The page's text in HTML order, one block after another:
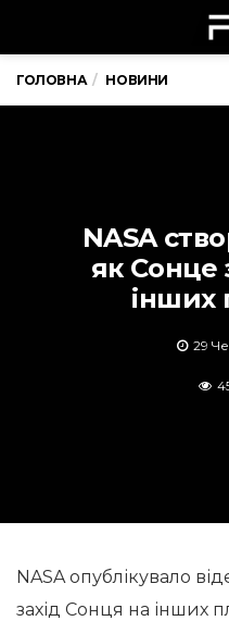
ГОЛОВНА НОВИНИ
NASA
як Сонце
інших
29
NASA опублікувало
захід Сонця на інших